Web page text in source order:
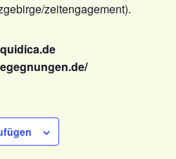
zeitengagement).